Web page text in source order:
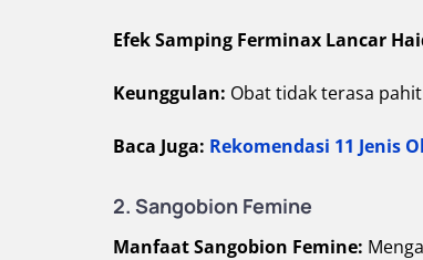
Efek Samping Ferminax Lancar
Keunggulan: Obat tidak terasa
Baca Juga: Rekomendasi 11 Jenis
2. Sangobion Femine
Manfaat Sangobion Femine: